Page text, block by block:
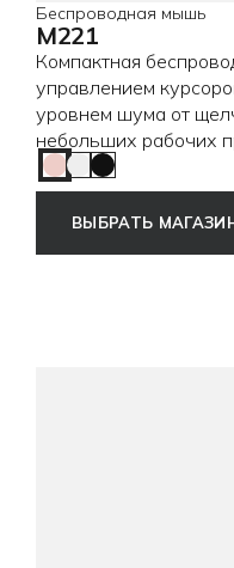
Беспроводная мышь
M221
Компактная
управлением
уровнем шума от
небольших рабочих
RoseOff White
Charcoal
ВЫБРАТЬ